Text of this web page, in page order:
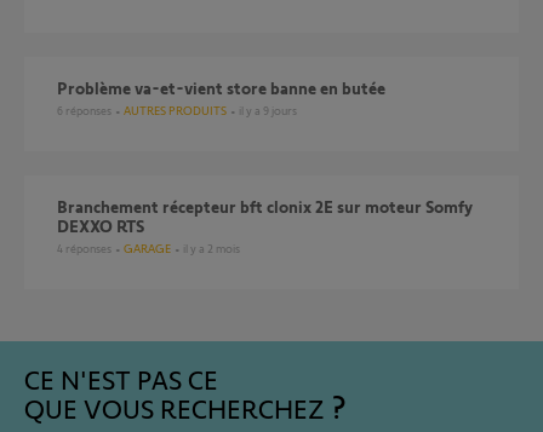
Problème va-et-vient store banne en butée
6 réponses AUTRES PRODUITS il y a 9 jours
Branchement récepteur bft clonix 2E sur moteur Somfy
DEXXO RTS
4 réponses GARAGE il y a 2 mois
CE N'EST PAS CE
QUE VOUS RECHERCHEZ